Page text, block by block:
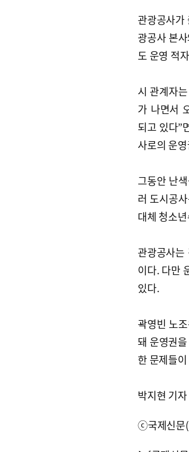
관광공사가
광공사 본
도 운영 적
시 관계자
가 나면서
되고 있다”
사로의 운
그동안 난
러 도시공
대체 청소
관광공사는
이다. 다만
있다.
곽영빈 노
돼 운영권
한 문제들
박지현 기
ⓒ국제신문